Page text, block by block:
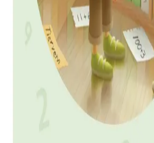
Bla i boka Forfattere
Norske Serier | Postadresse:
0055 Oslo | Besøksadresse:
KONTAKT OSS